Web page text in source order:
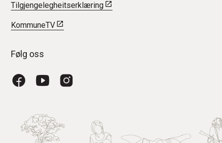
Tilgjengelegheitserklæring
KommuneTV
Følg oss
FacebookYouTube